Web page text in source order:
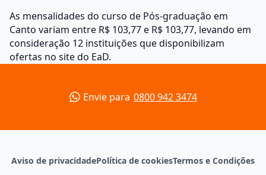
As mensalidades do curso de Pós-graduação em
Canto variam entre R$ 103,77 e R$ 103,77, levando em
consideração 12 instituições que disponibilizam
ofertas no site do EaD.
Envie para 0800 942 3474
Aviso de privacidadePolítica de cookiesTermos e Condições